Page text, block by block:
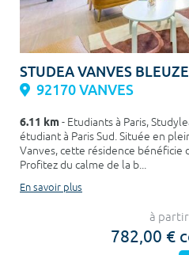
STUDEA VANVES
92170 VANVES
6.11 km- Etudiants à Paris,
étudiant à Paris Sud. Située en
Vanves, cette résidence bénéficie
Profitez du calme de la b...
En savoir plus
à
782,00 €